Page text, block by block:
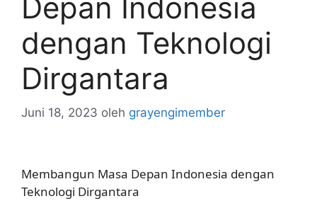
dengan Teknologi
Dirgantara
Juni 18, 2023 oleh grayengimember
Membangun Masa Depan Indonesia dengan
Teknologi Dirgantara